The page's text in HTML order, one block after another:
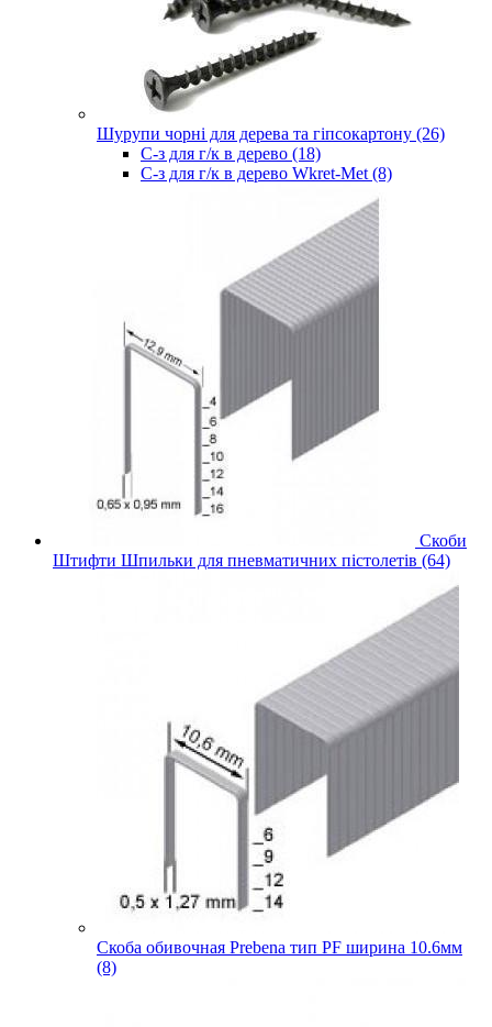
Шурупи чорні для дерева та гіпсокартону (26)
С-з для г/к в дерево (18)
С-з для г/к в дерево Wkret-Met (8)
Скоби
Штифти Шпильки для пневматичних пістолетів (64)
Скоба обивочная Prebena тип PF ширина 10.6мм
(8)